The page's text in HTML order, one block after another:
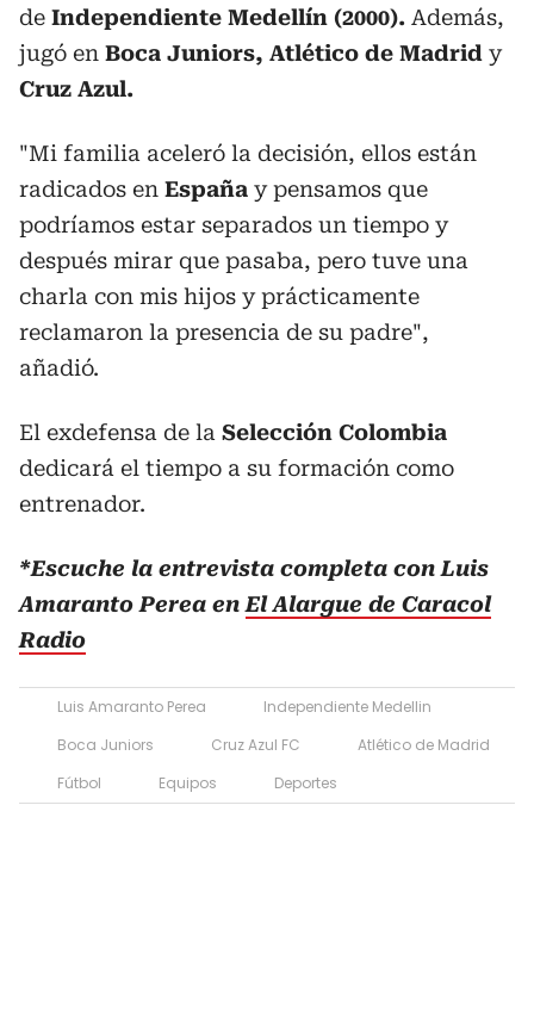
de Independiente Medellín (2000). Además,
jugó en Boca Juniors, Atlético de Madrid y
Cruz Azul.
"Mi familia aceleró la decisión, ellos están
radicados en España y pensamos que
podríamos estar separados un tiempo y
después mirar que pasaba, pero tuve una
charla con mis hijos y prácticamente
reclamaron la presencia de su padre",
añadió.
El exdefensa de la Selección Colombia
dedicará el tiempo a su formación como
entrenador.
*Escuche la entrevista completa con Luis
Amaranto Perea enEl Alargue de Caracol
Radio
Luis Amaranto Perea
Independiente Medellin
Boca Juniors
Cruz Azul FC
Atlético de Madrid
Fútbol
Equipos Deportes